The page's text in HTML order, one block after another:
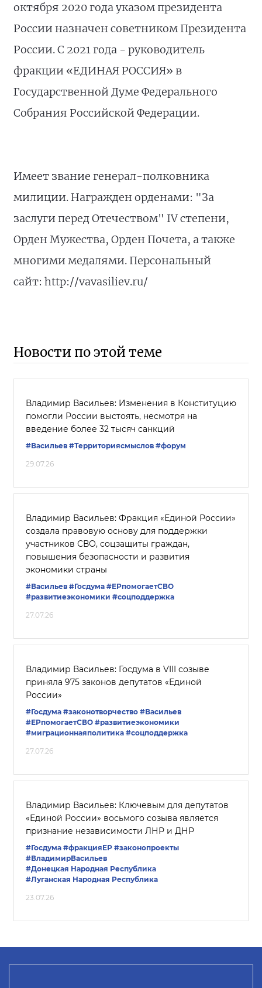
октября 2020 года указом президента
России назначен советником Президента
России. С 2021 года - руководитель
фракции «ЕДИНАЯ РОССИЯ» в
Государственной Думе Федерального
Собрания Российской Федерации.
Имеет звание генерал-полковника
милиции. Награжден орденами: "За
заслуги перед Отечеством" IV степени,
Орден Мужества, Орден Почета, а также
многими медалями. Персональный
сайт: http://vavasiliev.ru/
Новости по этой теме
Владимир Васильев: Изменения в Конституцию
помогли России выстоять, несмотря на
введение более 32 тысяч санкций
#Васильев #Территориясмыслов #форум
29.07.26
Владимир Васильев: Фракция «Единой России»
создала правовую основу для поддержки
участников СВО, соцзащиты граждан,
повышения безопасности и развития
экономики страны
#Васильев #Госдума #ЕРпомогаетСВО
#развитиеэкономики #соцподдержка
27.07.26
Владимир Васильев: Госдума в VIII созыве
приняла 975 законов депутатов «Единой
России»
#Госдума #законотворчество #Васильев
#ЕРпомогаетСВО #развитиеэкономики
#миграционнаяполитика #соцподдержка
27.07.26
Владимир Васильев: Ключевым для депутатов
«Единой России» восьмого созыва является
признание независимости ЛНР и ДНР
#Госдума #фракцияЕР #законопроекты
#ВладимирВасильев
#Донецкая Народная Республика
#Луганская Народная Республика
23.07.26